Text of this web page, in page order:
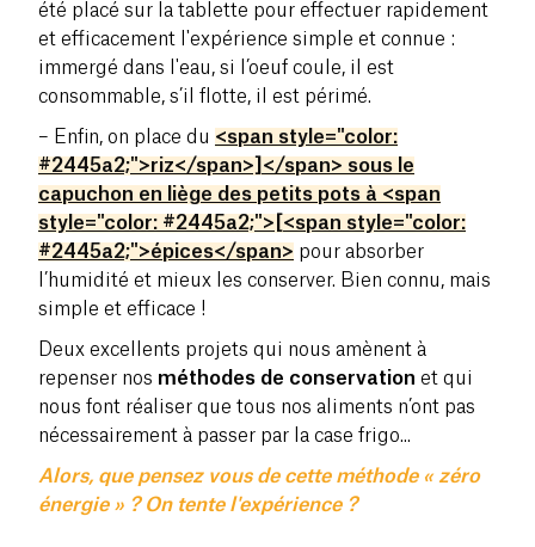
été placé sur la tablette pour effectuer rapidement
et efficacement l'expérience simple et connue :
immergé dans l'eau, si l’oeuf coule, il est
consommable, s’il flotte, il est périmé.
– Enfin, on place du <span style="color:
#2445a2;">riz</span>]</span> sous le
capuchon en liège des petits pots à <span
style="color: #2445a2;">[<span style="color:
#2445a2;">épices</span> pour absorber
l’humidité et mieux les conserver. Bien connu, mais
simple et efficace !
Deux excellents projets qui nous amènent à
repenser nos méthodes de conservation et qui
nous font réaliser que tous nos aliments n’ont pas
nécessairement à passer par la case frigo...
Alors, que pensez vous de cette méthode « zéro
énergie » ? On tente l'expérience ?